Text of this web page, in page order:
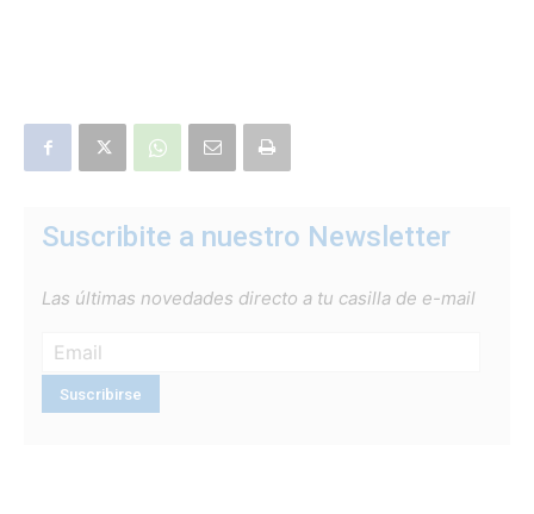
Suscribite a nuestro Newsletter
Las últimas novedades directo a tu casilla de e-mail